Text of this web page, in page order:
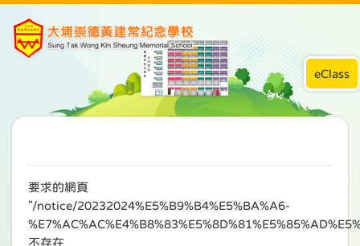
eClass
要求的網頁
"/notice/20232024%E5%B9%B4%E5%BA%A6-
不存在